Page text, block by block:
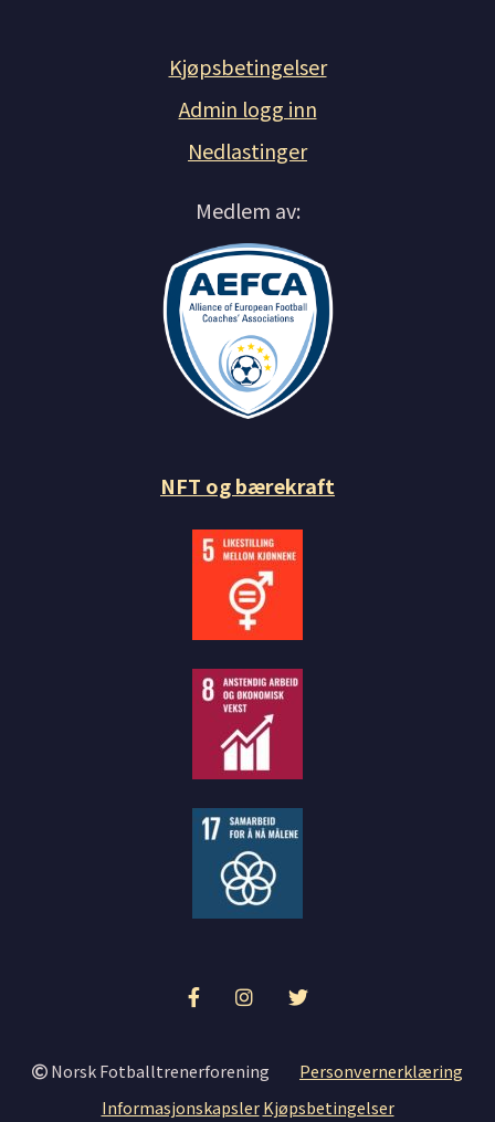
Kjøpsbetingelser
Admin logg inn
Nedlastinger
Medlem av:
NFT og bærekraft
Norsk Fotballtrenerforening Personvernerklæring
Informasjonskapsler Kjøpsbetingelser